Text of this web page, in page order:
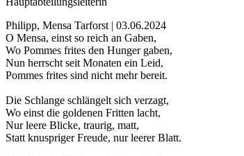
Philipp, Mensa Tarforst | 03.06.2024
O Mensa, einst so reich an Gaben,
Wo Pommes frites den Hunger gaben,
Nun herrscht seit Monaten ein Leid,
Pommes frites sind nicht mehr bereit.
Die Schlange schlängelt sich verzagt,
Wo einst die goldenen Fritten lacht,
Nur leere Blicke, traurig, matt,
Statt knuspriger Freude, nur leerer Blatt.